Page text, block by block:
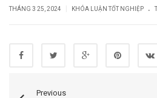
THÁNG 3 25, 2024 KHÓA LUẬN TỐT NGHIỆP .
Previous